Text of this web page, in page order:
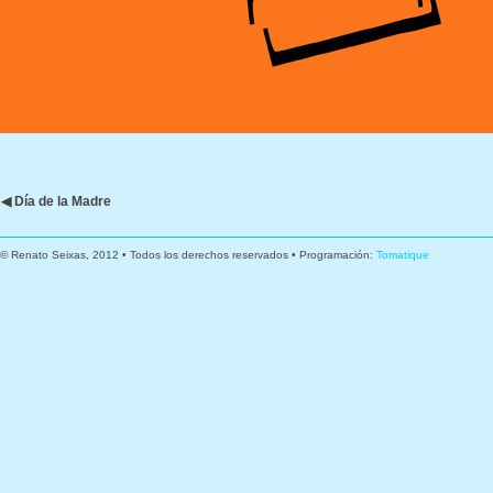
◀ Día de la Madre
© Renato Seixas, 2012 • Todos los derechos reservados • Programación: Tomatique